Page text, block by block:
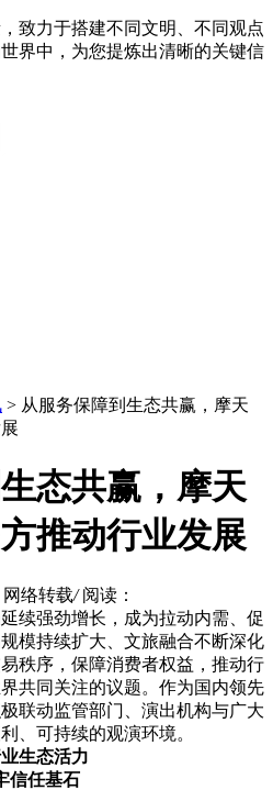
致力于搭建不同文明、不同观点
界中，为您提炼出清晰的关键信
> 从服务保障到生态共赢，摩天
态共赢，摩天
推动行业发展
络转载/ 阅读：
续强劲增长，成为拉动内需、促
模持续扩大、文旅融合不断深化
秩序，保障消费者权益，推动行
共同关注的议题。作为国内领先
联动监管部门、演出机构与广大
、可持续的观演环境。
生态活力
信任基石